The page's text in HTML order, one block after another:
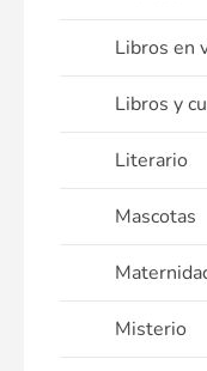
Libros en
Libros y
Literario
Mascotas
Misterio